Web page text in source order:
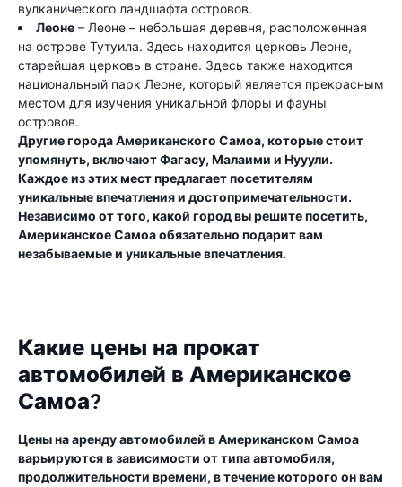
вулканического ландшафта островов.
Леоне – Леоне – небольшая деревня, расположенная
на острове Тутуила. Здесь находится церковь Леоне,
старейшая церковь в стране. Здесь также находится
национальный парк Леоне, который является прекрасным
местом для изучения уникальной флоры и фауны
островов.
Другие города Американского Самоа, которые стоит
упомянуть, включают Фагасу, Малаими и Нууули.
Каждое из этих мест предлагает посетителям
уникальные впечатления и достопримечательности.
Независимо от того, какой город вы решите посетить,
Американское Самоа обязательно подарит вам
незабываемые и уникальные впечатления.
Какие цены на прокат
автомобилей в Американское
Самоа?
Цены на аренду автомобилей в Американском Самоа
варьируются в зависимости от типа автомобиля,
продолжительности времени, в течение которого он вам